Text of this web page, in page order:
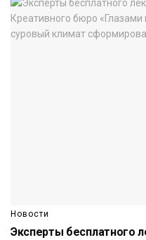
Новости
Эксперты бесплатного